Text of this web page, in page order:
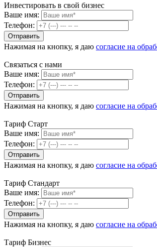
Инвестировать в свой бизнес
Ваше имя:
Телефон:
Нажимая на кнопку, я даю согласие на
Связаться с нами
Ваше имя:
Телефон:
Нажимая на кнопку, я даю согласие на
Тариф Старт
Ваше имя:
Телефон:
Нажимая на кнопку, я даю согласие на
Тариф Стандарт
Ваше имя:
Телефон:
Нажимая на кнопку, я даю согласие на
Тариф Бизнес